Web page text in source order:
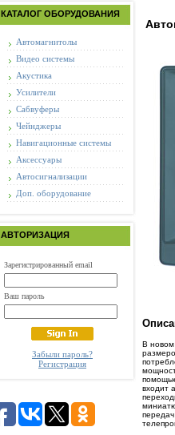
КАТАЛОГ ОБОРУДОВАНИЯ
Автомагнитолы
Видео системы
Акустика
Усилители
Сабвуферы
Чейнджеры
Навигационные системы
Аксессуары
Автосигнализации
Доп. оборудование
АВТОРИЗАЦИЯ
Зарегистрированный email
Ваш пароль
Забыли пароль?
Регистрация
В новом
входит